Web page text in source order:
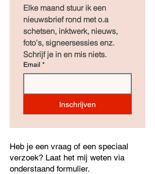
Elke maand stuur ik een
nieuwsbrief rond met o.a
schetsen, inktwerk, nieuws,
foto's, signeersessies enz.
Schrijf je in en mis niets.
Email *
Inschrijven
Heb je een vraag of een speciaal
verzoek? Laat het mij weten via
onderstaand formulier.